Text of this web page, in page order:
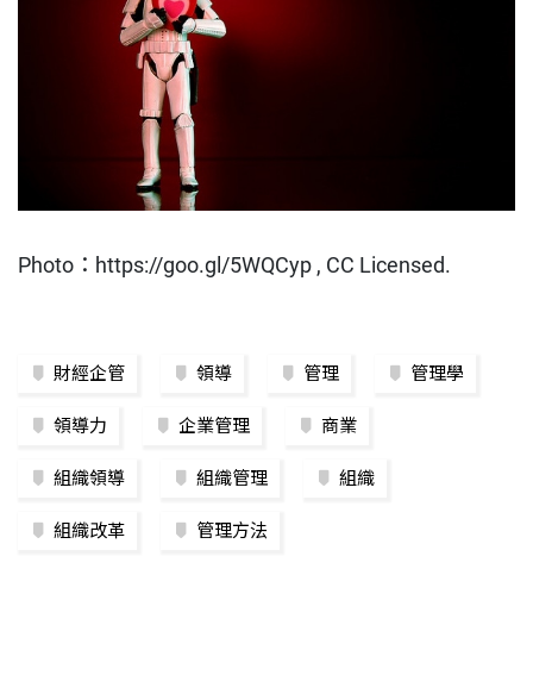
Photo：https://goo.gl/5WQCyp , CC Licensed.
財經企管 領導 管理 管理學
領導力 企業管理 商業
組織領導 組織管理 組織
組織改革 管理方法